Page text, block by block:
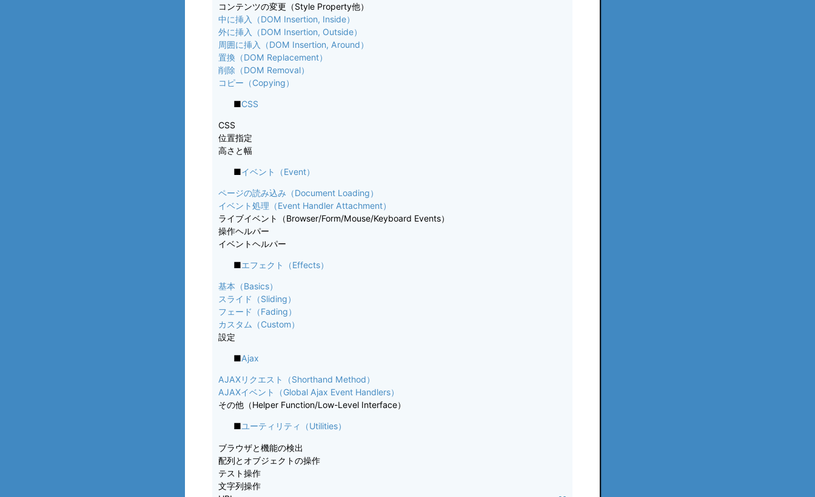
コンテンツの変更（Style Property他）
中に挿入（DOM Insertion, Inside）
外に挿入（DOM Insertion, Outside）
周囲に挿入（DOM Insertion, Around）
置換（DOM Replacement）
削除（DOM Removal）
コピー（Copying）
■CSS
CSS
位置指定
高さと幅
■イベント（Event）
ページの読み込み（Document Loading）
イベント処理（Event Handler Attachment）
ライブイベント（Browser/Form/Mouse/Keyboard Events）
操作ヘルパー
イベントヘルパー
■エフェクト（Effects）
基本（Basics）
スライド（Sliding）
フェード（Fading）
カスタム（Custom）
設定
■Ajax
AJAXリクエスト（Shorthand Method）
AJAXイベント（Global Ajax Event Handlers）
その他（Helper Function/Low-Level Interface）
■ユーティリティ（Utilities）
ブラウザと機能の検出
配列とオブジェクトの操作
テスト操作
文字列操作